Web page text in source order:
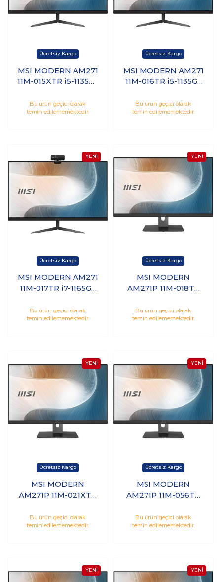
MSI MODERN AM271
11M-015XTR i5-1135G7
HDD 27 FHD
Freedos
Bu ürün geçici olarak
temin edilememektedir.
MSI MODERN AM271
11M-016TR i5-1135G7
FHD Windows 10
Home
Bu ürün geçici olarak
temin edilememektedir.
MSI MODERN AM271
11M-017TR i7-1165G7
HDD 27 FHD
Windows 10 Home
Bu ürün geçici olarak
temin edilememektedir.
MSI MODERN
AM271P 11M-018TR
SSD 27 FHD
Windows 10 Pro
Bu ürün geçici olarak
temin edilememektedir.
MSI MODERN
AM271P 11M-021XTR
SSD 27 FHD Freedos
Bu ürün geçici olarak
temin edilememektedir.
MSI MODERN
AM271P 11M-056TR
SSD 27 FHD
Windows 10 Pro
Bu ürün geçici olarak
temin edilememektedir.